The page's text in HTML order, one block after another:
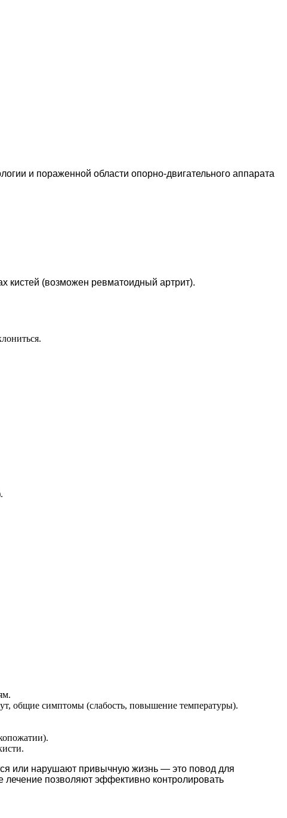
и пораженной области опорно-двигательного аппарата
кистей (возможен ревматоидный артрит).
общие симптомы (слабость, повышение температуры).
или нарушают привычную жизнь — это повод для
лечение позволяют эффективно контролировать